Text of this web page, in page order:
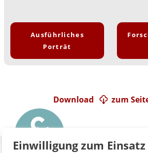
Ausführliches
Porträt
zum
Download
Einwilligung zum